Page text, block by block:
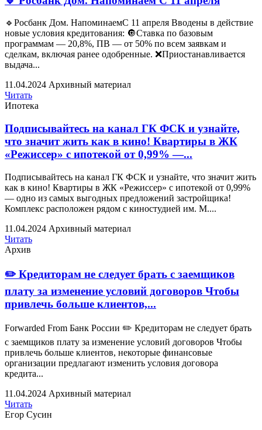
🔹Росбанк Дом. НапоминаемС 11 апреля Вводены в действие
новые условия кредитования: 🔘Ставка по базовым
программам — 20,8%, ПВ — от 50% по всем заявкам и
сделкам, включая ранее одобренные. ❌Приостанавливается
выдача...
11.04.2024 Архивный материал
Читать
Ипотека
Подписывайтесь на канал ГК ФСК и узнайте,
что значит жить как в кино! Квартиры в ЖК
«Режиссер» с ипотекой от 0,99% —...
Подписывайтесь на канал ГК ФСК и узнайте, что значит жить
как в кино! Квартиры в ЖК «Режиссер» с ипотекой от 0,99%
— одно из самых выгодных предложений застройщика!
Комплекс расположен рядом с киностудией им. М....
11.04.2024 Архивный материал
Читать
Архив
✏️ Кредиторам не следует брать с заемщиков
плату за изменение условий договоров Чтобы
привлечь больше клиентов,...
Forwarded From Банк России ✏️ Кредиторам не следует брать
с заемщиков плату за изменение условий договоров Чтобы
привлечь больше клиентов, некоторые финансовые
организации предлагают изменить условия договора
кредита...
11.04.2024 Архивный материал
Читать
Егор Сусин